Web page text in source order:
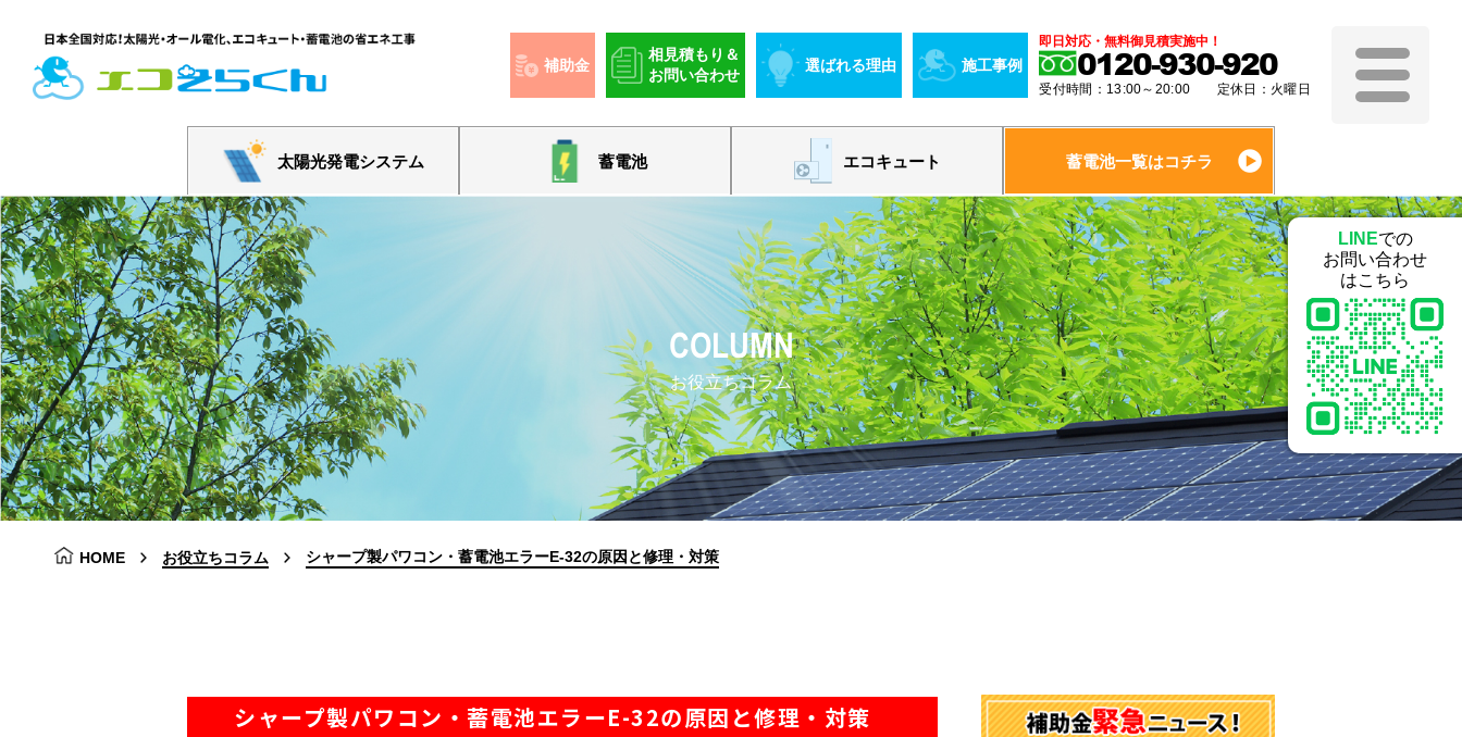
補助金
相見積もり＆
お問い合わせ
選ばれる理由 施工事例
即日対応・無料御見積実施中！
0120-930-920
受付時間：13:00～20:00 定休日：火曜日
太陽光発電システム 蓄電池 エコキュート 蓄電池一覧はコチラ
LINEでの
お問い合わせ
はこちら
COLUMN
お役立ちコラム
HOME お役立ちコラム シャープ製パワコン・蓄電池エラーE-32の原因と修理・対策
シャープ製パワコン・蓄電池エラーE-32の原因と修理・対策